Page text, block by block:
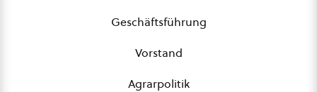
Geschäftsführung
Vorstand
Agrarpolitik